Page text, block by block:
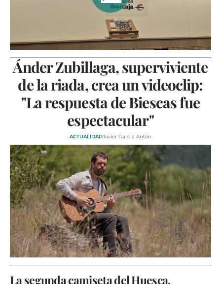
Ánder Zubillaga, superviviente
de la riada, crea un videoclip:
"La respuesta de Biescas fue
espectacular"
ACTUALIDADJavier García Antón
La segunda camiseta del Huesca,